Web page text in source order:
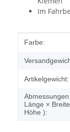
Im
Wert
Farbe:
Artikelgewicht:
Länge ×
Höhe ):